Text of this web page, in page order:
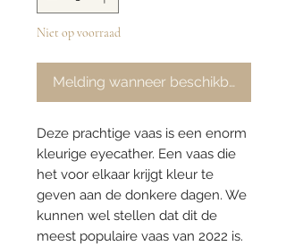
Niet op voorraad
Melding wanneer beschikbaar
Deze prachtige vaas is een enorm
kleurige eyecather. Een vaas die
het voor elkaar krijgt kleur te
geven aan de donkere dagen. We
kunnen wel stellen dat dit de
meest populaire vaas van 2022 is.